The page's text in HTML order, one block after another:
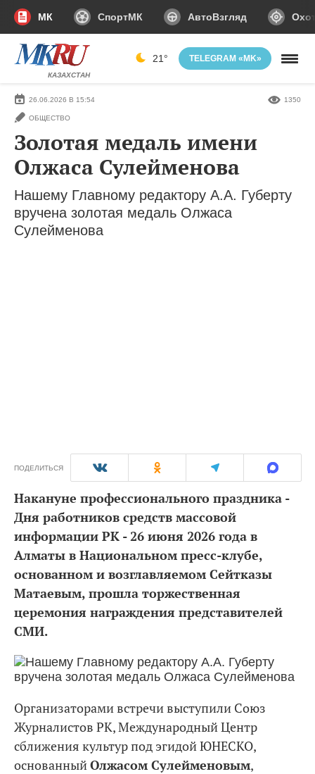
МК СпортМК АвтоВзгляд
КАЗАХСТАН
21° TELEGRAM «MK»
26.06.2026 В 15:54
ОБЩЕСТВО
1350
Золотая медаль имени
Олжаса Сулейменова
Нашему Главному редактору А.А. Губерту
вручена золотая медаль Олжаса
Сулейменова
ПОДЕЛИТЬСЯ
Накануне профессионального праздника -
Дня работников средств массовой
информации РК - 26 июня 2026 года в
Алматы в Национальном пресс-клубе,
основанном и возглавляемом Сейтказы
Матаевым, прошла торжественная
церемония награждения представителей
СМИ.
Организаторами встречи выступили Союз
Журналистов РК, Международный Центр
сближения культур под эгидой ЮНЕСКО,
основанныйОлжасом Сулейменовым,